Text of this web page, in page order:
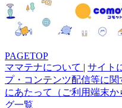
PAGETOP
ママテナについて | サイト
プ・コンテンツ配信等に
にあたって（ご利用端末
グ一覧